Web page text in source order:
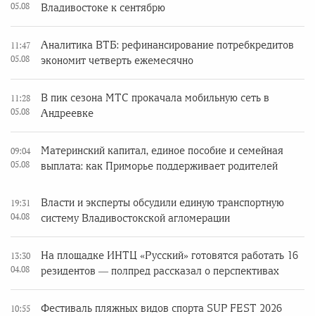
05.08
Владивостоке к сентябрю
11:47
05.08
Аналитика ВТБ: рефинансирование потребкредитов
экономит четверть ежемесячно
11:28
05.08
В пик сезона МТС прокачала мобильную сеть в
Андреевке
09:04
05.08
Материнский капитал, единое пособие и семейная
выплата: как Приморье поддерживает родителей
19:31
04.08
Власти и эксперты обсудили единую транспортную
систему Владивостокской агломерации
13:30
04.08
На площадке ИНТЦ «Русский» готовятся работать 16
резидентов — полпред рассказал о перспективах
10:55
Фестиваль пляжных видов спорта SUP FEST 2026